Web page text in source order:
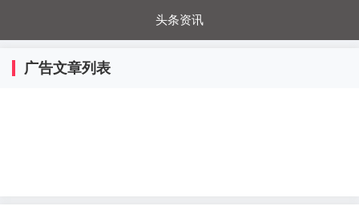
头条资讯
每日秒杀 每日爆品
广告文章列表